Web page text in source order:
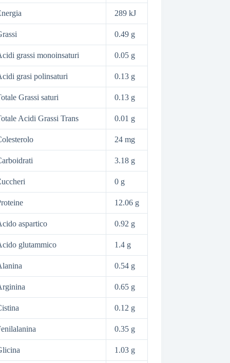
289 kJ
0.49 g
grassi monoinsaturi 0.05 g
grasi polinsaturi 0.13 g
Grassi saturi 0.13 g
Acidi Grassi Trans 0.01 g
24 mg
3.18 g
0 g
12.06 g
aspartico 0.92 g
glutammico 1.4 g
0.54 g
0.65 g
0.12 g
0.35 g
1.03 g